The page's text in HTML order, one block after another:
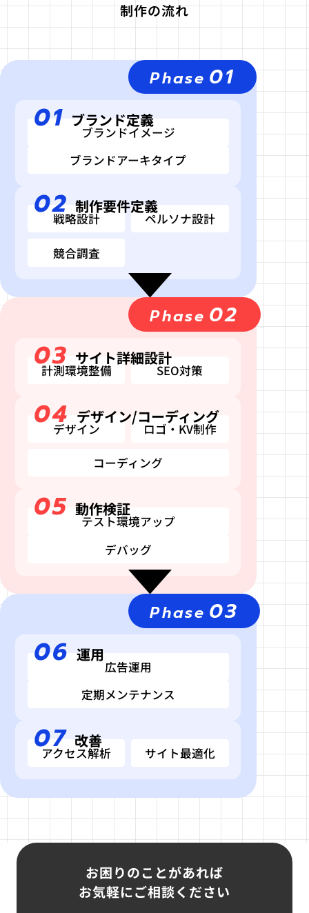
制作の流れ
Phase 01
01 ブランド定義
ブランドイメージ
ブランドアーキタイプ
02 制作要件定義
戦略設計 ペルソナ設計
競合調査
Phase 02
03 サイト詳細設計
計測環境整備 SEO対策
04 デザイン/コーディング
デザイン ロゴ・KV制作
コーディング
05 動作検証
テスト環境アップ
デバッグ
Phase 03
06 運用
広告運用
定期メンテナンス
07 改善
アクセス解析 サイト最適化
お困りのことがあれば
お気軽にご相談ください